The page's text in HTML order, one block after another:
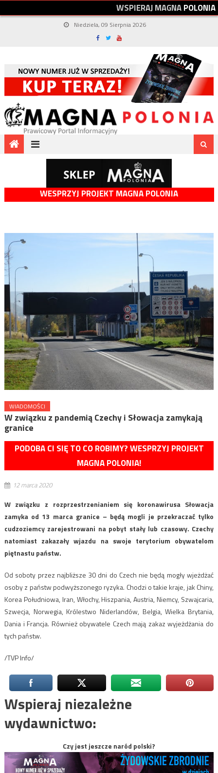
WSPIERAJMAGNAPOLONIA
Niedziela, 09 Sierpnia 2026
WESPRZYJ PROJEKT MAGNA POLONIA
WIADOMOŚCI
W związku z pandemią Czechy i Słowacja zamykają
granice
PODOBA CI SIĘ TO CO ROBIMY? WESPRZYJ PROJEKT
MAGNA POLONIA!
12 marca 2020
W związku z rozprzestrzenianiem się koronawirusa Słowacja
zamyka od 13 marca granice – będą mogli je przekraczać tylko
cudzoziemcy zarejestrowani na pobyt stały lub czasowy. Czechy
natomiast zakazały wjazdu na swoje terytorium obywatelom
piętnastu państw.
Od soboty przez najbliższe 30 dni do Czech nie będą mogły wjeżdżać
osoby z państw podwyższonego ryzyka. Chodzi o takie kraje, jak Chiny,
Korea Południowa, Iran, Włochy, Hiszpania, Austria, Niemcy, Szwajcaria,
Szwecja, Norwegia, Królestwo Niderlandów, Belgia, Wielka Brytania,
Dania i Francja. Również obywatele Czech mają zakaz wyjeżdżania do
tych państw.
/TVP Info/
Wspieraj niezależne
wydawnictwo:
Czy jest jeszcze naród polski?